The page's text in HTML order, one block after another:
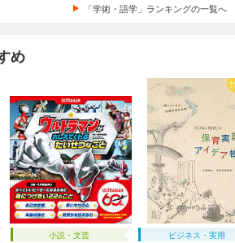
「学術・語学」ランキングの一覧へ
め
小説・文芸 ビジネス・実用